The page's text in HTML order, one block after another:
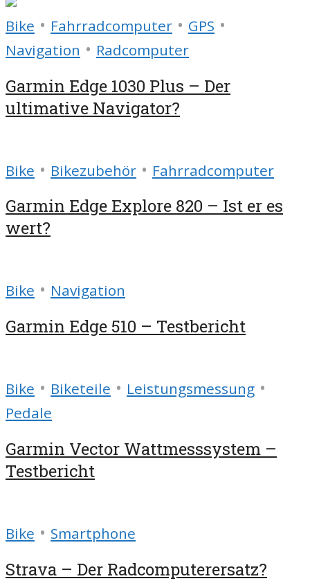
Bike • Fahrradcomputer • GPS •
Navigation • Radcomputer
Garmin Edge 1030 Plus – Der
ultimative Navigator?
Bike • Bikezubehör • Fahrradcomputer
Garmin Edge Explore 820 – Ist er es
wert?
Bike • Navigation
Garmin Edge 510 – Testbericht
Bike • Biketeile • Leistungsmessung •
Pedale
Garmin Vector Wattmesssystem –
Testbericht
Bike • Smartphone
Strava – Der Radcomputerersatz?